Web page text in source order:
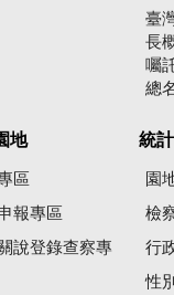
臺
長
囑
總
地
區
報專區
說登錄查察專
統
園
檢
行
性